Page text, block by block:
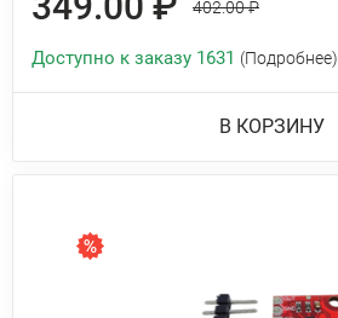
402.00 ₽
Доступно к заказу 1631 (Подробнее)
В КОРЗИНУ